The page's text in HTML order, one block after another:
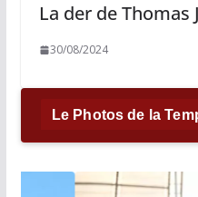
La der de
30/08/2024
Le Photos de la